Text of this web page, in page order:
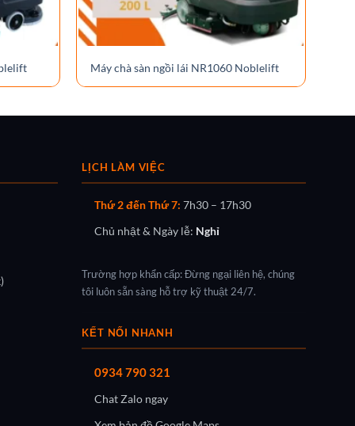
Máy chà sàn ngồi lái NR1060 Noblelift
LỊCH LÀM VIỆC
Thứ 2 đến Thứ 7: 7h30 – 17h30
Chủ nhật & Ngày lễ: Nghỉ
Trường hợp khẩn cấp: Đừng ngại liên hệ, chúng
tôi luôn sẵn sàng hỗ trợ kỹ thuật 24/7.
KẾT NỐI NHANH
0934 790 321
Chat Zalo ngay